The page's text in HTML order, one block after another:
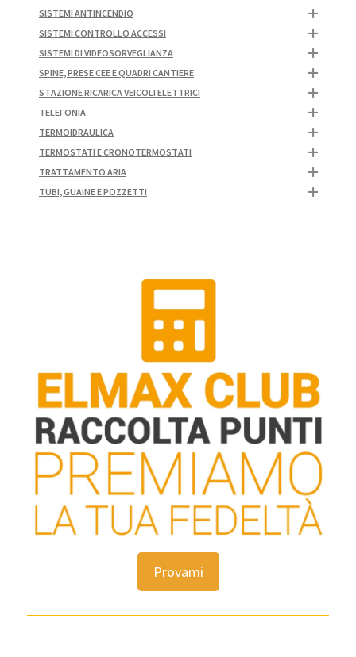
SISTEMI ANTINCENDIO
SISTEMI CONTROLLO ACCESSI
SISTEMI DI VIDEOSORVEGLIANZA
SPINE, PRESE CEE E QUADRI CANTIERE
STAZIONE RICARICA VEICOLI ELETTRICI
TELEFONIA
TERMOIDRAULICA
TERMOSTATI E CRONOTERMOSTATI
TRATTAMENTO ARIA
TUBI, GUAINE E POZZETTI
Provami